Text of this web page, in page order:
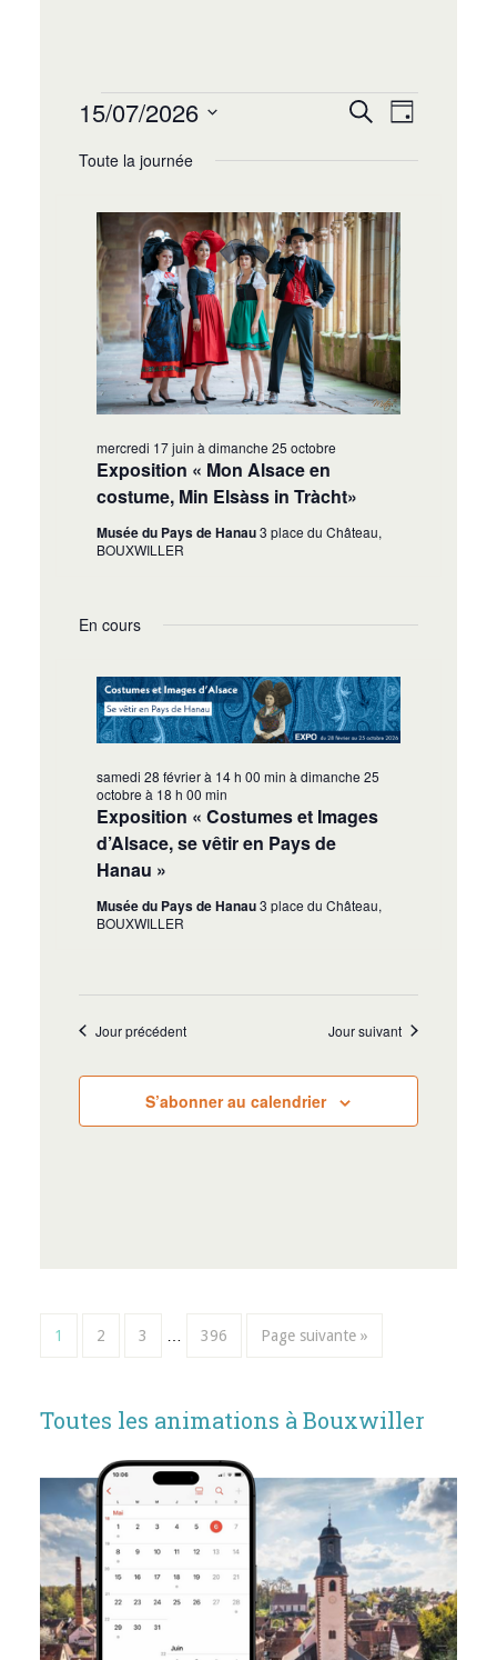
Recherche
navigation
de
vues
Recherche
vues
Jour
15/07/2026
une
Toute la journée
Exposition « Mon Alsace en
costume, Min Elsàss in Tràcht»
mercredi 17 juinàdimanche 25 octobre
Musée du Pays de Hanau3 place du Château,
BOUXWILLER
En cours
Exposition « Costumes et Images
d’Alsace, se vêtir en Pays de
Hanau »
samedi 28 février à 14 h 00 min àdimanche 25
octobre à 18 h 00 min
Musée du Pays de Hanau3 place du Château,
BOUXWILLER
Jour précédent Jour suivant
S’abonner au calendrier
1 2 3 396 Page suivante »
Toutes les animations à Bouxwiller